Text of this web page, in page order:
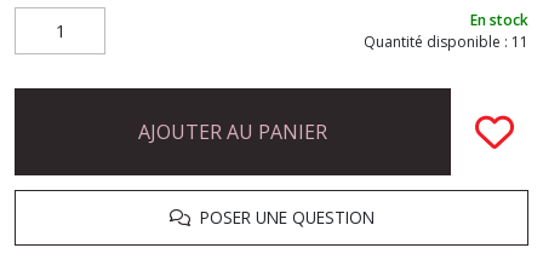
En stock
Quantité disponible : 11
AJOUTER AU PANIER
POSER UNE QUESTION